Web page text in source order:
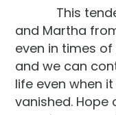
This tender
and Martha
even in times
and we can
life even when
vanished.